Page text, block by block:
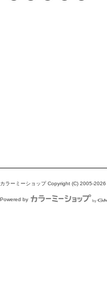
カラーミーショップCopyright (C) 2005-2026
Powered by